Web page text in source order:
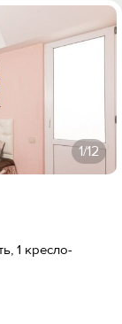
1/12
1 кресло-